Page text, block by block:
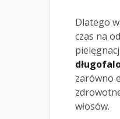
Dlatego
czas na
zarówno
włosów.